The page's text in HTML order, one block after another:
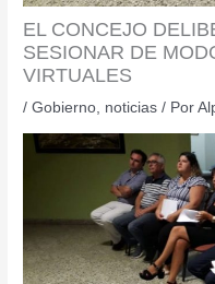
EL CONCEJO
SESIONAR DE
VIRTUALES
/Gobierno noticias / Por